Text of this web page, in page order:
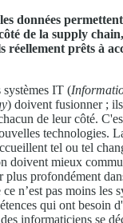
données
de la supply
réellement prêts à
systèmes IT (
) doivent fusionner ;
de leur côté.
technologies.
tel ou tel
doivent mieux
plus profondément
n’est pas moins les
qui ont besoin
informaticiens se